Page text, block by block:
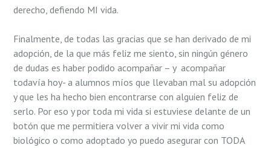
derecho, defiendo MI vida.
Finalmente, de todas las gracias que se han derivado de mi
adopción, de la que más feliz me siento, sin ningún género
de dudas es haber podido acompañar – y acompañar
todaví­a hoy- a alumnos míos que llevaban mal su adopción
y que les ha hecho bien encontrarse con alguien feliz de
serlo. Por eso y por toda mi vida si estuviese delante de un
botón que me permitiera volver a vivir mi vida como
biológico o como adoptado yo puedo asegurar con TODA